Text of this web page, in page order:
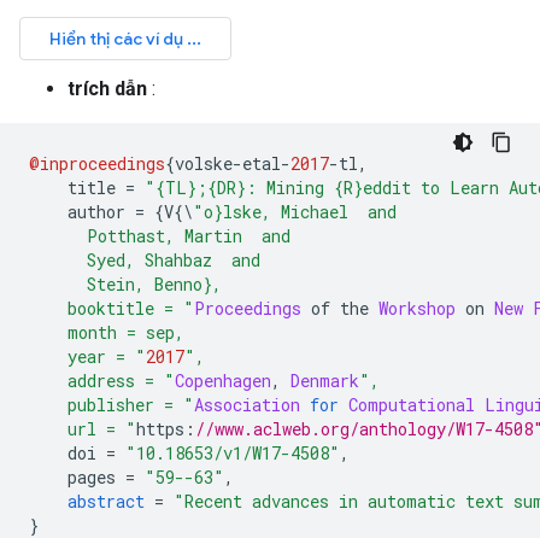
trích dẫn :
@inproceedings{volske-etal-2017-tl,
title = "{TL};{DR}: Mining {R}eddit to Learn
author = {V{\"o}lske, Michael  and
Potthast, Martin  and
Syed, Shahbaz  and
Stein, Benno},
booktitle = " Proceedings of the Workshop on New
month = sep,
year = " 2017",
address = "Copenhagen, Denmark",
publisher = "Association for Computational
url = "https : //www.aclweb.org/anthology/W17-
doi = "10.18653/v1/W17-4508" ,
pages = "59--63" ,
abstract = "Recent advances in automatic text
}